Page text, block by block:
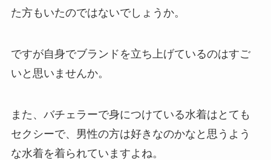
た方もいたのではないでしょうか。
ですが自身でブランドを立ち上げているのはすご
いと思いませんか。
また、バチェラーで身につけている水着はとても
セクシーで、男性の方は好きなのかなと思うよう
な水着を着られていますよね。